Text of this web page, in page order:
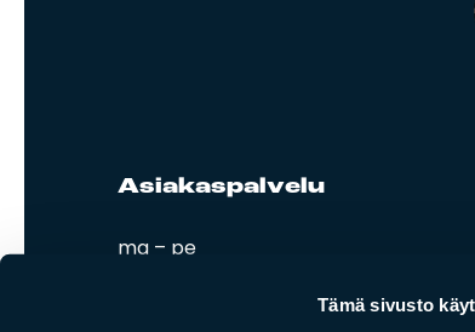
Tämä sivusto
Asia­kas­pal­ve­lu
ma – pe